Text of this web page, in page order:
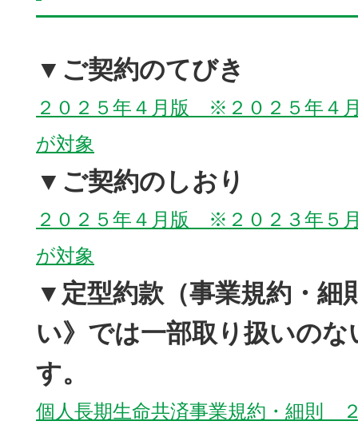
▼ご契約のてびき
２０２５年４月版 ※２０２５年４
が対象
▼ご契約のしおり
２０２５年４月版 ※２０２３年５
が対象
▼定型約款（事業規約・
い》では一部取り扱いの
す。
個人長期生命共済事業規約・細則